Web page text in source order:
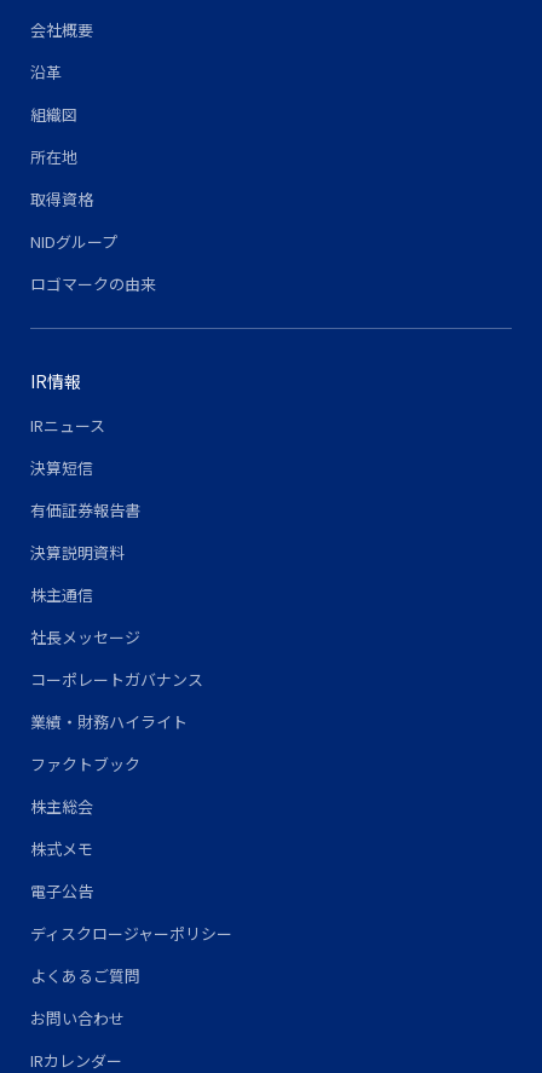
会社概要
沿革
組織図
所在地
取得資格
NIDグループ
ロゴマークの由来
IR情報
IRニュース
決算短信
有価証券報告書
決算説明資料
株主通信
社長メッセージ
コーポレートガバナンス
業績・財務ハイライト
ファクトブック
株主総会
株式メモ
電子公告
ディスクロージャーポリシー
よくあるご質問
お問い合わせ
IRカレンダー